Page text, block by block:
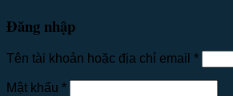
Đăng nhập
Tên tài khoản hoặc địa chỉ email *
Mật khẩu *